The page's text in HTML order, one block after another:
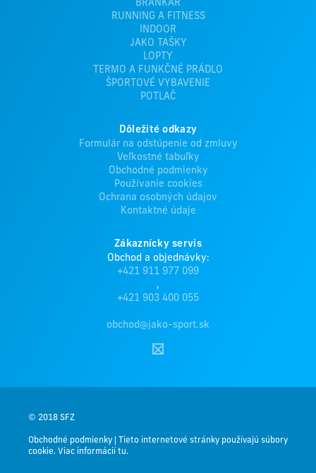
BRANKÁR
RUNNING A FITNESS
INDOOR
JAKO TAŠKY
LOPTY
TERMO A FUNKČNÉ PRÁDLO
ŠPORTOVÉ VYBAVENIE
POTLAČ
Dôležité odkazy
Formulár na odstúpenie od zmluvy
Veľkostné tabuľky
Obchodné podmienky
Používanie cookies
Ochrana osobných údajov
Kontaktné údaje
Zákaznícky servis
Obchod a objednávky:
+421 911 977 099
,
+421 903 400 055
obchod@jako-sport.sk
© 2018 SFZ
Obchodné podmienky
Tieto internetové stránky používajú súbory
cookie. Viac informácií tu.